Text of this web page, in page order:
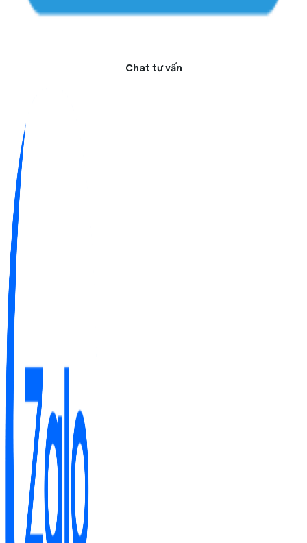
Chat tư vấn